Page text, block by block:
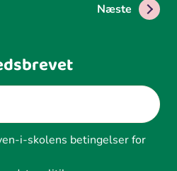
Næste
i-skolens betingelser for